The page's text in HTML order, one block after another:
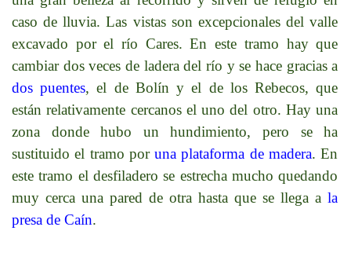
caso de lluvia. Las vistas son excepcionales del valle
excavado por el río Cares. En este tramo hay que
cambiar dos veces de ladera del río y se hace gracias a
dos puentes, el de Bolín y el de los Rebecos, que
están relativamente cercanos el uno del otro. Hay una
zona donde hubo un hundimiento, pero se ha
sustituido el tramo poruna plataforma de madera. En
este tramo el desfiladero se estrecha mucho quedando
muy cerca una pared de otra hasta que se llega ala
presa de Caín.